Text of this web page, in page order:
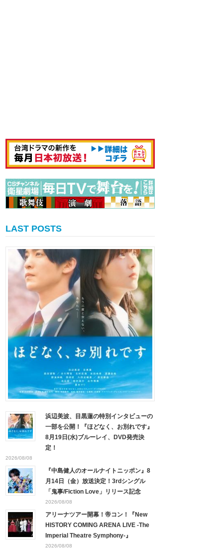
LAST POSTS
浜辺美波、目黒蓮の特別インタビューの
一部を公開！『ほどなく、お別れです』
8月19日(水)ブルーレイ、DVD発売決
定！
2026/08/08
『中島健人のオールナイトニッポン』8
月14日（金）放送決定！3rdシングル
「鬼事/Fiction Love」リリース記念
2026/08/08
アリーナツアー開幕！帝コン！『New
HISTORY COMING ARENA LIVE -The
Imperial Theatre Symphony-』
2026/08/08